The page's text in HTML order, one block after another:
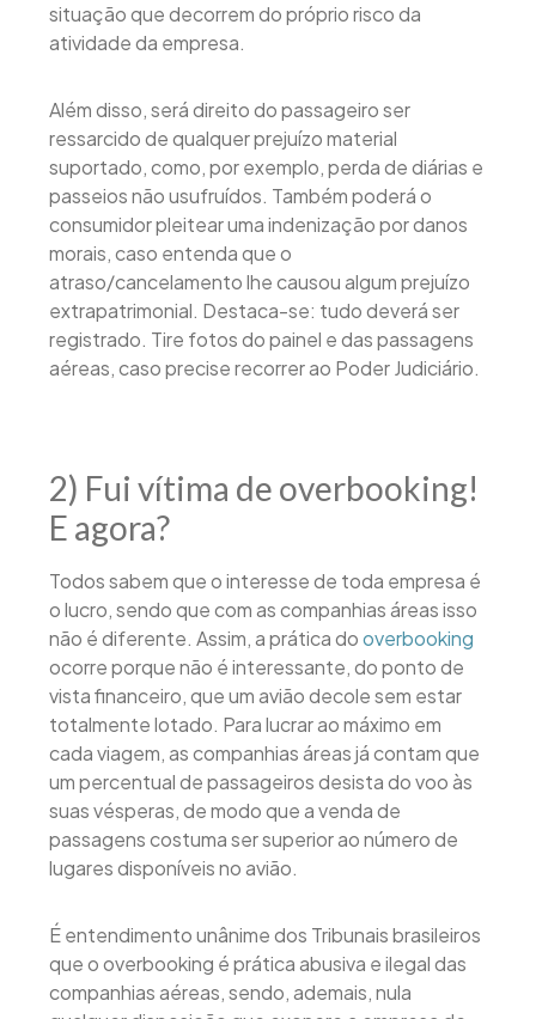
situação que decorrem do próprio risco da
atividade da empresa.
Além disso, será direito do passageiro ser
ressarcido de qualquer prejuízo material
suportado, como, por exemplo, perda de diárias e
passeios não usufruídos. Também poderá o
consumidor pleitear uma indenização por danos
morais, caso entenda que o
atraso/cancelamento lhe causou algum prejuízo
extrapatrimonial. Destaca-se: tudo deverá ser
registrado. Tire fotos do painel e das passagens
aéreas, caso precise recorrer ao Poder Judiciário.
2) Fui vítima de overbooking!
E agora?
Todos sabem que o interesse de toda empresa é
o lucro, sendo que com as companhias áreas isso
não é diferente. Assim, a prática dooverbooking
ocorre porque não é interessante, do ponto de
vista financeiro, que um avião decole sem estar
totalmente lotado. Para lucrar ao máximo em
cada viagem, as companhias áreas já contam que
um percentual de passageiros desista do voo às
suas vésperas, de modo que a venda de
passagens costuma ser superior ao número de
lugares disponíveis no avião.
É entendimento unânime dos Tribunais brasileiros
que o overbooking é prática abusiva e ilegal das
companhias aéreas, sendo, ademais, nula